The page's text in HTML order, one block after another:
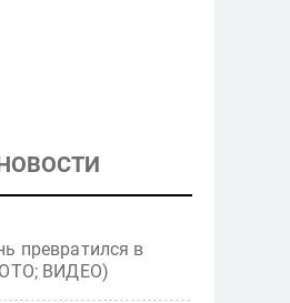
превратился в
ВИДЕО)